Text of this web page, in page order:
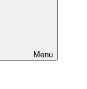
Menu